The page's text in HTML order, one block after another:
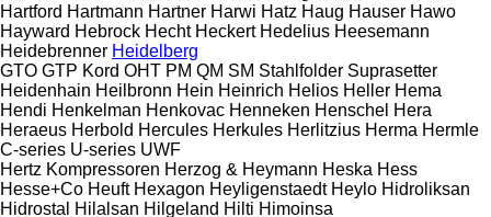
Hartford Hartmann Hartner Harwi Hatz Haug Hauser Hawo
Hayward Hebrock Hecht Heckert Hedelius Heesemann
Heidebrenner Heidelberg
GTO GTP Kord OHT PM QM SM Stahlfolder Suprasetter
Heidenhain Heilbronn Hein Heinrich Helios Heller Hema
Hendi Henkelman Henkovac Henneken Henschel Hera
Heraeus Herbold Hercules Herkules Herlitzius Herma Hermle
C-series U-series UWF
Hertz Kompressoren Herzog & Heymann Heska Hess
Hesse+Co Heuft Hexagon Heyligenstaedt Heylo Hidroliksan
Hidrostal
Hilalsan Hilgeland Hilti Himoinsa